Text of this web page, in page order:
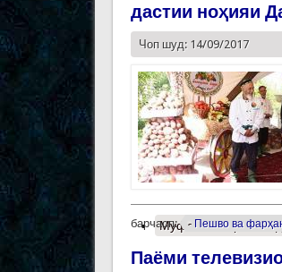
дастии ноҳияи
Чоп шуд: 14/09/2017
барчасп: Пешво ва
Муфассалтаро
Паёми